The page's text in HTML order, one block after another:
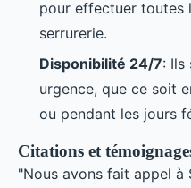
pour effectuer toutes
serrurerie.
Disponibilité 24/7: Ils
urgence, que ce soit
ou pendant les jours
Citations et
"Nous avons fait appel à